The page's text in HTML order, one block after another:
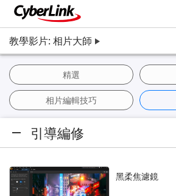
教學影片: 相片大師
精選
相片編輯技巧
引導編修
黑柔焦濾鏡